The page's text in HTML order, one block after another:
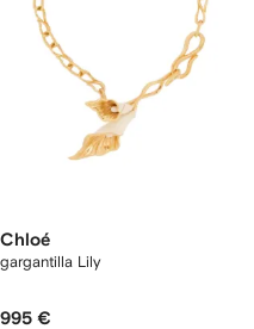
Chloé
gargantilla Lily
995 €